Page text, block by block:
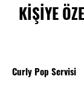
KİŞİYE
Curly Pop Servisi